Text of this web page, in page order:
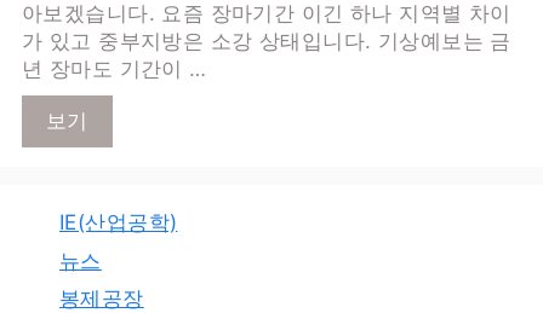
아보겠습니다. 요즘 장마기간 이긴 하나 지역별 차이
가 있고 중부지방은 소강 상태입니다. 기상예보는 금
년 장마도 기간이 …
보기
IE(산업공학)
뉴스
봉제공장